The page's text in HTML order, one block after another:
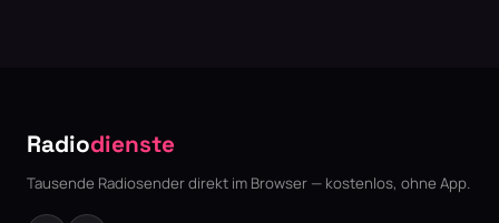
Radiodienste
Tausende Radiosender direkt im Browser — kostenlos, ohne App.